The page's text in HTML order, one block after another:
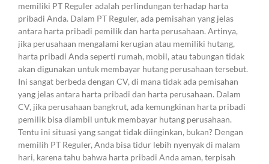
memiliki PT Reguler adalah perlindungan terhadap harta
pribadi Anda. Dalam PT Reguler, ada pemisahan yang jelas
antara harta pribadi pemilik dan harta perusahaan. Artinya,
jika perusahaan mengalami kerugian atau memiliki hutang,
harta pribadi Anda seperti rumah, mobil, atau tabungan tidak
akan digunakan untuk membayar hutang perusahaan tersebut.
Ini sangat berbeda dengan CV, di mana tidak ada pemisahan
yang jelas antara harta pribadi dan harta perusahaan. Dalam
CV, jika perusahaan bangkrut, ada kemungkinan harta pribadi
pemilik bisa diambil untuk membayar hutang perusahaan.
Tentu ini situasi yang sangat tidak diinginkan, bukan? Dengan
memilih PT Reguler, Anda bisa tidur lebih nyenyak di malam
hari, karena tahu bahwa harta pribadi Anda aman, terpisah